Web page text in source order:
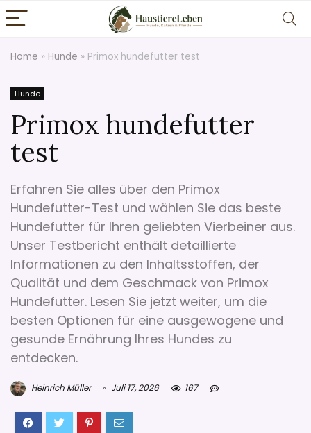
Home » Hunde » Primox hundefutter test
Hunde
Primox hundefutter
test
Erfahren Sie alles über den Primox
Hundefutter-Test und wählen Sie das beste
Hundefutter für Ihren geliebten Vierbeiner aus.
Unser Testbericht enthält detaillierte
Informationen zu den Inhaltsstoffen, der
Qualität und dem Geschmack von Primox
Hundefutter. Lesen Sie jetzt weiter, um die
besten Optionen für eine ausgewogene und
gesunde Ernährung Ihres Hundes zu
entdecken.
Heinrich Müller Juli 17, 2026 167